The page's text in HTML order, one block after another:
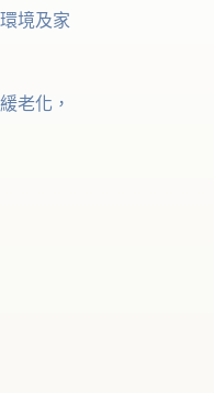
境及家
老化，